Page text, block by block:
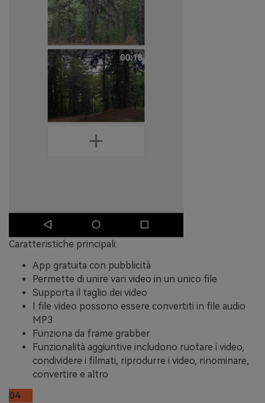
Caratteristiche principali:
App gratuita con pubblicità
Permette di unire vari video in un unico file
Supporta il taglio dei video
I file video possono essere convertiti in file audio
MP3
Funziona da frame grabber
Funzionalità aggiuntive includono ruotare i video,
condividere i filmati, riprodurre i video, rinominare,
convertire e altro
04